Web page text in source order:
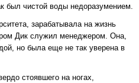
был чистой воды недоразумением.
зарабатывала на жизнь
Дик служил менеджером. Она,
но была еще не так уверена в
стоявшего на ногах,